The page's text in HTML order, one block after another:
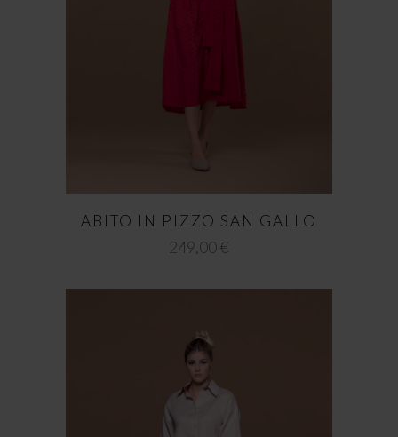
ABITO IN PIZZO SAN GALLO
249,00€